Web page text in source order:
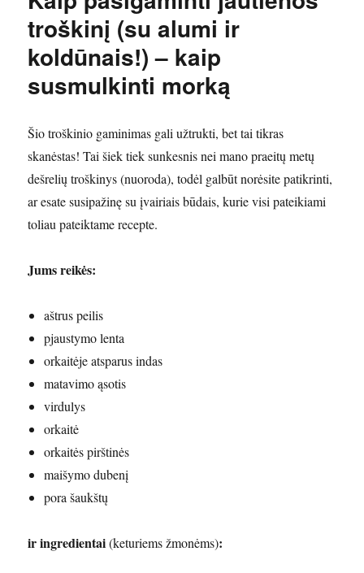
troškinį (su alumi ir
koldūnais!) – kaip
susmulkinti morką
Šio troškinio gaminimas gali užtrukti, bet tai tikras
skanėstas! Tai šiek tiek sunkesnis nei mano praeitų metų
dešrelių troškinys (nuoroda), todėl galbūt norėsite patikrinti,
ar esate susipažinę su įvairiais būdais, kurie visi pateikiami
toliau pateiktame recepte.
Jums reikės:
aštrus peilis
pjaustymo lenta
orkaitėje atsparus indas
matavimo ąsotis
virdulys
orkaitė
orkaitės pirštinės
maišymo dubenį
pora šaukštų
ir ingredientai(keturiems žmonėms):